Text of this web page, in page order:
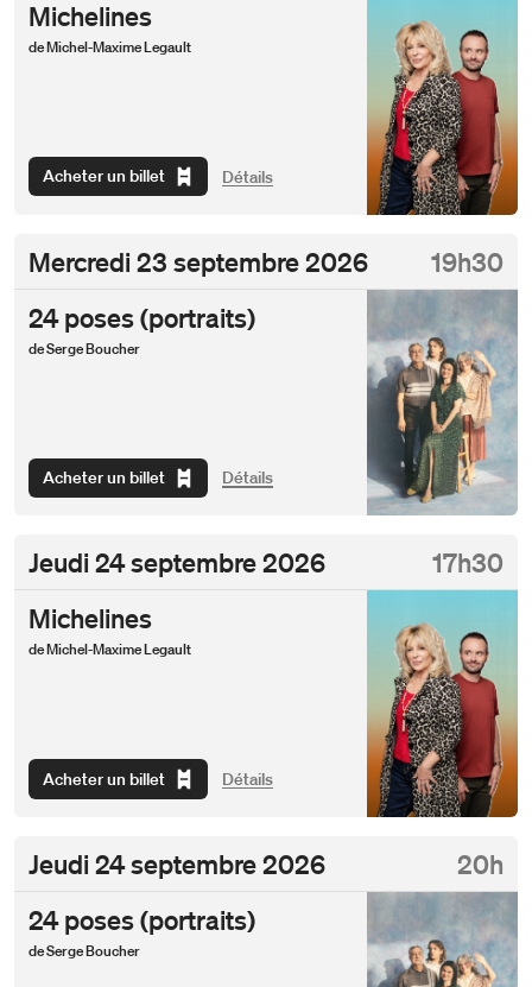
Michelines
de Michel-Maxime Legault
Acheter un billet Détails
Mercredi 23 septembre 2026
19h30
24 poses (portraits)
de Serge Boucher
Acheter un billet Détails
Jeudi 24 septembre 2026
17h30
Michelines
de Michel-Maxime Legault
Acheter un billet Détails
Jeudi 24 septembre 2026
20h
24 poses (portraits)
de Serge Boucher